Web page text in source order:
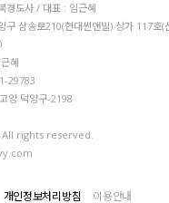
경도사 / 대표 : 임근혜
구 삼송로210(현대썬앤빌) 상가 117호(
혜
29783
양 덕양구-2198
All rights reserved.
개인정보처리방침 이용안내